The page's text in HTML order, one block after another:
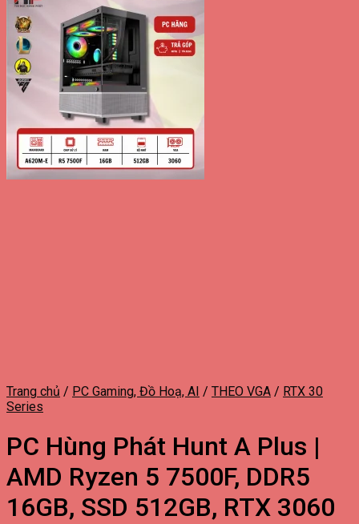
Trang chủ / PC Gaming, Đồ Hoạ, AI / THEO VGA / RTX 30
Series
PC Hùng Phát Hunt A Plus |
AMD Ryzen 5 7500F, DDR5
16GB, SSD 512GB, RTX 3060